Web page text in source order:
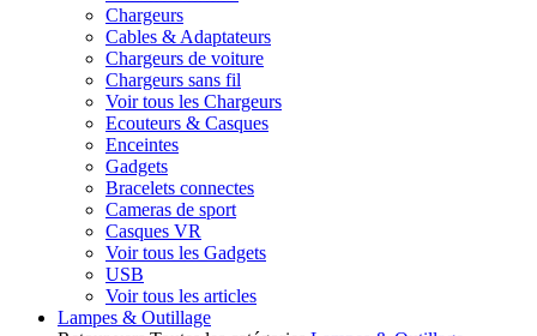
Chargeurs
Cables & Adaptateurs
Chargeurs de voiture
Chargeurs sans fil
Voir tous les Chargeurs
Ecouteurs & Casques
Enceintes
Gadgets
Bracelets connectes
Cameras de sport
Casques VR
Voir tous les Gadgets
USB
Voir tous les articles
Lampes & Outillage